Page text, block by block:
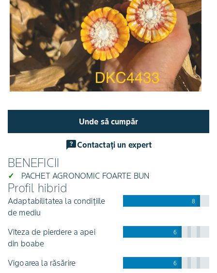
Unde să cumpăr
Contactați un expert
BENEFICII
PACHET AGRONOMIC FOARTE BUN
Profil hibrid
adaptabilitatea la condițiile
de mediu
8
viteza de pierdere a apei
din boabe
6
vigoarea la răsărire 6